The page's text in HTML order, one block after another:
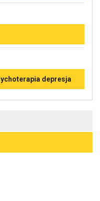
depresja